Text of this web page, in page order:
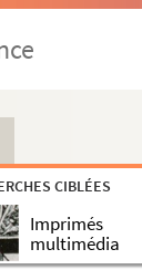
CIBLÉES
Imprimés
multimédia